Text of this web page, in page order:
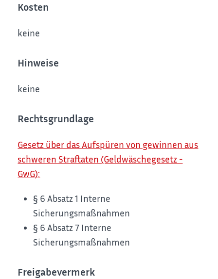
Kosten
keine
Hinweise
keine
Rechtsgrundlage
Gesetz über das Aufspüren von gewinnen aus
schweren Straftaten (Geldwäschegesetz -
GwG):
§ 6 Absatz 1 Interne
Sicherungsmaßnahmen
§ 6 Absatz 7 Interne
Sicherungsmaßnahmen
Freigabevermerk